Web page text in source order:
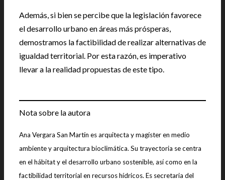
Además, si bien se percibe que la legislación favorece
el desarrollo urbano en áreas más prósperas,
demostramos la factibilidad de realizar alternativas de
igualdad territorial. Por esta razón, es imperativo
llevar a la realidad propuestas de este tipo.
Nota sobre la autora
Ana Vergara San Martín es arquitecta y magíster en medio
ambiente y arquitectura bioclimática. Su trayectoria se centra
en el hábitat y el desarrollo urbano sostenible, así como en la
factibilidad territorial en recursos hídricos. Es secretaria del